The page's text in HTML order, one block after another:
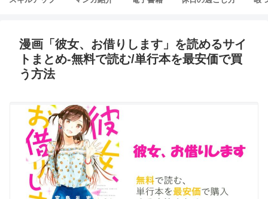
漫画「彼女、お借りします」を読めるサイ
トまとめ-無料で読む/単行本を最安価で買
う方法